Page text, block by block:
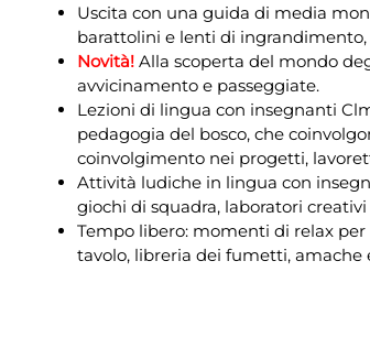
Uscita con una guida di media
barattolini e lenti di
Novità! Alla scoperta del mondo
avvicinamento e passeggiate.
Lezioni di lingua con insegnanti
pedagogia del bosco, che
coinvolgimento nei progetti,
Attività ludiche in lingua con
giochi di squadra, laboratori creativi
Tempo libero: momenti di relax
tavolo, libreria dei fumetti, amache